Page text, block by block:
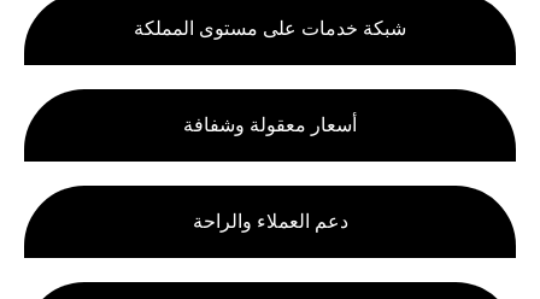
شبكة خدمات على مستوى المملكة
أسعار معقولة وشفافة
دعم العملاء والراحة